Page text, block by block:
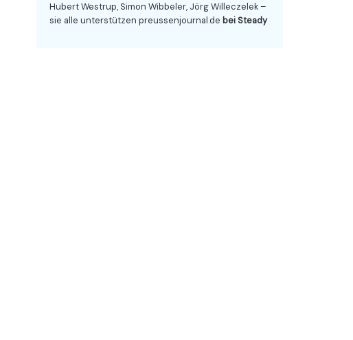
Hubert Westrup, Simon Wibbeler, Jörg Willeczelek –
sie alle unterstützen preussenjournal.de bei Steady